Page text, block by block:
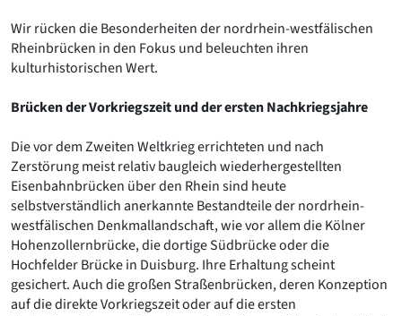
Wir rücken die Besonderheiten der nordrhein-westfälischen
Rheinbrücken in den Fokus und beleuchten ihren
kulturhistorischen Wert.
Brücken der Vorkriegszeit und der ersten Nachkriegsjahre
Die vor dem Zweiten Weltkrieg errichteten und nach
Zerstörung meist relativ baugleich wiederhergestellten
Eisenbahnbrücken über den Rhein sind heute
selbstverständlich anerkannte Bestandteile der nordrhein-
westfälischen Denkmallandschaft, wie vor allem die Kölner
Hohenzollernbrücke, die dortige Südbrücke oder die
Hochfelder Brücke in Duisburg. Ihre Erhaltung scheint
gesichert. Auch die großen Straßenbrücken, deren Konzeption
auf die direkte Vorkriegszeit oder auf die ersten